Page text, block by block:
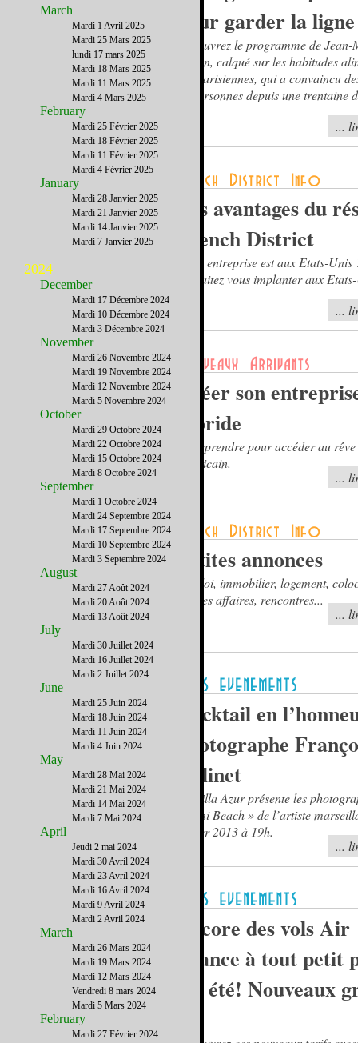
pour garder la ligne
Découvrez le programme de
Cohen, calqué sur les habitudes
des parisiennes, qui a convaincu
de personnes depuis une trentaine
...
Les avantages du
French District
Votre entreprise est aux Etats-Unis
souhaitez vous implanter aux
...
Créer son
Floride
Entreprendre pour accéder au rêve
américain.
...
Petites annonces
Emploi, immobilier, logement,
bonnes affaires, rencontres...
...
Cocktail en
photographe
Colinet
La Villa Azur présente les
Miami Beach » de l’artiste
février 2013 à 19h.
...
Encore des vols Air
France à tout petit
cet été! Nouveaux
March
Mardi 1 Avril 2025
Mardi 25 Mars 2025
lundi 17 mars 2025
Mardi 18 Mars 2025
Mardi 11 Mars 2025
Mardi 4 Mars 2025
February
Mardi 25 Février 2025
Mardi 18 Février 2025
Mardi 11 Février 2025
Mardi 4 Février 2025
January
Mardi 28 Janvier 2025
Mardi 21 Janvier 2025
Mardi 14 Janvier 2025
Mardi 7 Janvier 2025
2024
December
Mardi 17 Décembre 2024
Mardi 10 Décembre 2024
Mardi 3 Décembre 2024
November
Mardi 26 Novembre 2024
Mardi 19 Novembre 2024
Mardi 12 Novembre 2024
Mardi 5 Novembre 2024
October
Mardi 29 Octobre 2024
Mardi 22 Octobre 2024
Mardi 15 Octobre 2024
Mardi 8 Octobre 2024
September
Mardi 1 Octobre 2024
Mardi 24 Septembre 2024
Mardi 17 Septembre 2024
Mardi 10 Septembre 2024
Mardi 3 Septembre 2024
August
Mardi 27 Août 2024
Mardi 20 Août 2024
Mardi 13 Août 2024
July
Mardi 30 Juillet 2024
Mardi 16 Juillet 2024
Mardi 2 Juillet 2024
June
Mardi 25 Juin 2024
Mardi 18 Juin 2024
Mardi 11 Juin 2024
Mardi 4 Juin 2024
May
Mardi 28 Mai 2024
Mardi 21 Mai 2024
Mardi 14 Mai 2024
Mardi 7 Mai 2024
April
Jeudi 2 mai 2024
Mardi 30 Avril 2024
Mardi 23 Avril 2024
Mardi 16 Avril 2024
Mardi 9 Avril 2024
Mardi 2 Avril 2024
March
Mardi 26 Mars 2024
Mardi 19 Mars 2024
Mardi 12 Mars 2024
Vendredi 8 mars 2024
Mardi 5 Mars 2024
February
Mardi 27 Février 2024